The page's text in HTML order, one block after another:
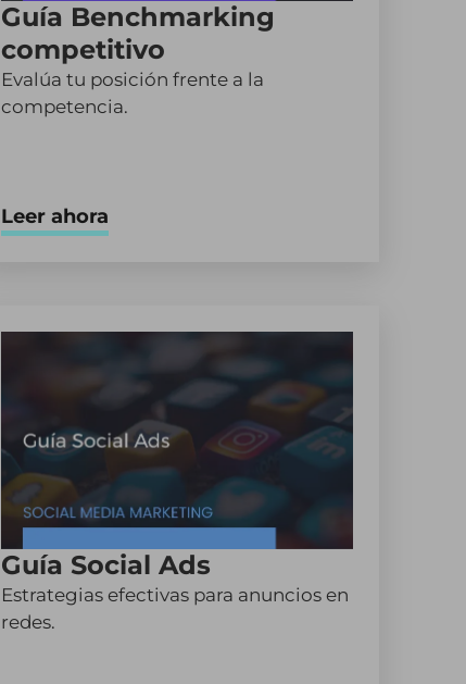
Guía Benchmarking
competitivo
Evalúa tu posición frente a la
competencia.
Leer ahora
Guía Social Ads
Estrategias efectivas para anuncios en
redes.